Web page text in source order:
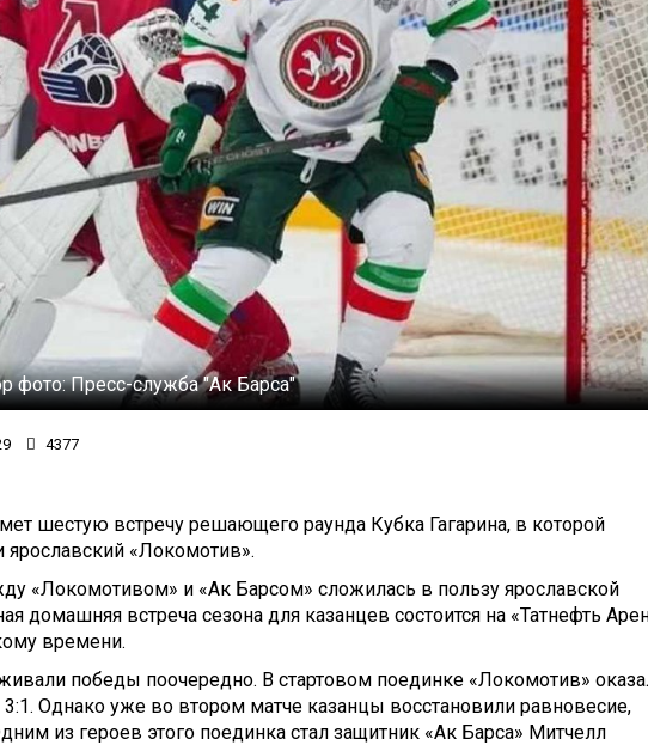
фото:Пресс-служба "Ак Барса"
4377
шестую встречу решающего раунда Кубка Гагарина, в которой
ярославский «Локомотив».
«Локомотивом» и «Ак Барсом» сложилась в пользу ярославской
домашняя встреча сезона для казанцев состоится на «Татнефть
времени.
победы поочередно. В стартовом поединке «Локомотив»
Однако уже во втором матче казанцы восстановили равновесие,
из героев этого поединка стал защитник «Ак Барса» Митчелл